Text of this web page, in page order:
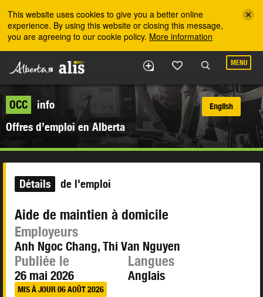
This website uses cookies to give you a better online
experience. By using this website or closing this message,
you are agreeing to our cookie policy. More information
MENU
OCC
info
Offres d’emploi en Alberta
English
Détails de l'emploi
Aide de maintien à domicile
Employeurs
Anh Ngoc Chang, Thi Van Nguyen
Publiée le
26 mai 2026
MIS À JOUR 06 AOÛT 2026
Langues
Anglais